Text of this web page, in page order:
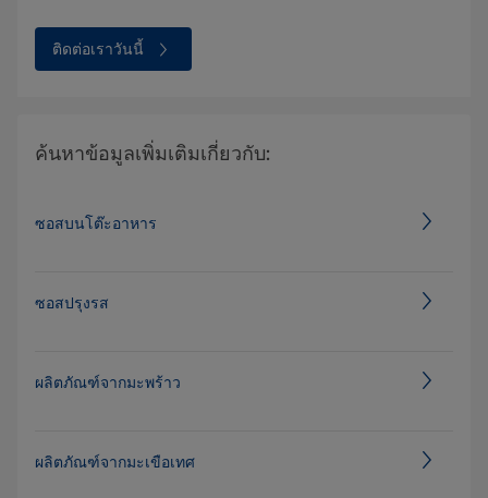
ติดต่อเราวันนี้
ค้นหาข้อมูลเพิ่มเติมเกี่ยวกับ:
ซอสบนโต๊ะอาหาร
ซอสปรุงรส
ผลิตภัณฑ์จากมะพร้าว
ผลิตภัณฑ์จากมะเขือเทศ